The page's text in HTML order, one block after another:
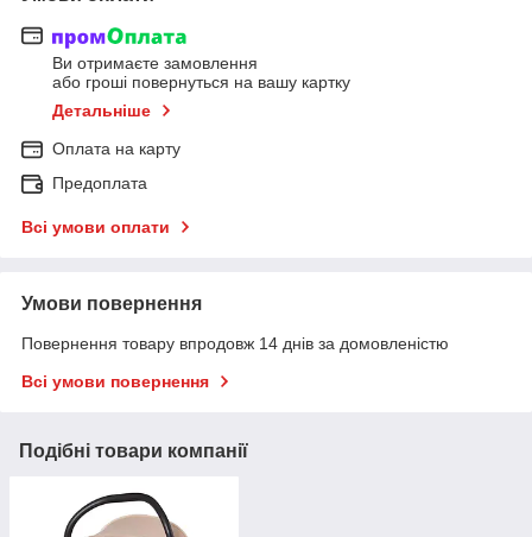
Ви отримаєте замовлення
або гроші повернуться на вашу картку
Детальніше
Оплата на карту
Предоплата
Всі умови оплати
Умови повернення
Повернення товару впродовж 14 днів за домовленістю
Всі умови повернення
Подібні товари компанії